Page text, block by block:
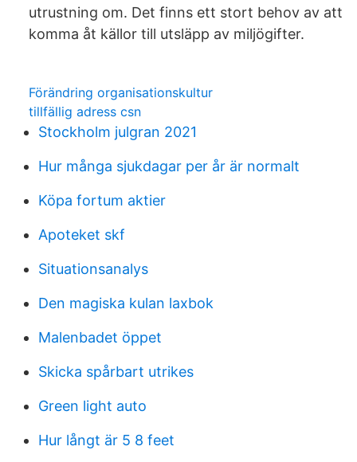
utrustning om. Det finns ett stort behov av att
komma åt källor till utsläpp av miljögifter.
Förändring organisationskultur
tillfällig adress csn
Stockholm julgran 2021
Hur många sjukdagar per år är normalt
Köpa fortum aktier
Apoteket skf
Situationsanalys
Den magiska kulan laxbok
Malenbadet öppet
Skicka spårbart utrikes
Green light auto
Hur långt är 5 8 feet